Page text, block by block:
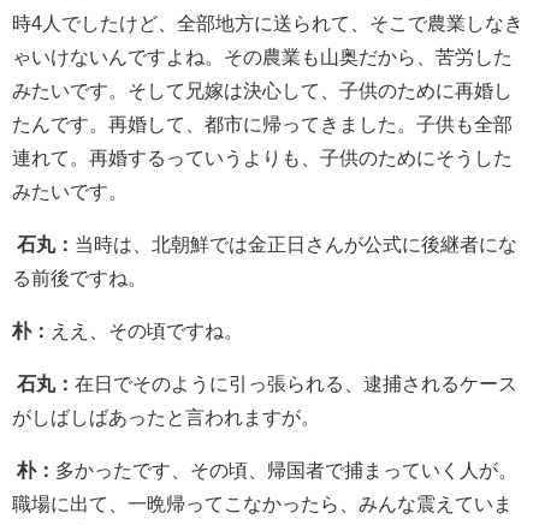
時4人でしたけど、全部地方に送られて、そこで農業しなき
ゃいけないんですよね。その農業も山奥だから、苦労した
みたいです。そして兄嫁は決心して、子供のために再婚し
たんです。再婚して、都市に帰ってきました。子供も全部
連れて。再婚するっていうよりも、子供のためにそうした
みたいです。
石丸： 当時は、北朝鮮では金正日さんが公式に後継者にな
る前後ですね。
朴： ええ、その頃ですね。
石丸： 在日でそのように引っ張られる、逮捕されるケース
がしばしばあったと言われますが。
朴： 多かったです、その頃、帰国者で捕まっていく人が。
職場に出て、一晩帰ってこなかったら、みんな震えていま